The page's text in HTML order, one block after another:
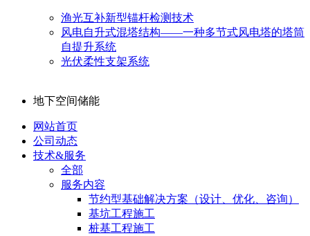
渔光互补新型锚杆检测技术
风电自升式混塔结构——一种多节式风电塔的塔筒
自提升系统
光伏柔性支架系统
地下空间储能
网站首页
公司动态
技术&服务
全部
服务内容
节约型基础解决方案（设计、优化、咨询）
基坑工程施工
桩基工程施工